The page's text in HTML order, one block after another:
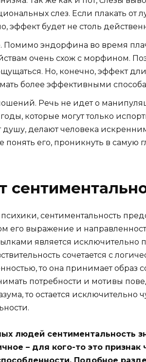
слез. Если плакать от
эффект будет не столь
Помимо эндорфина во время
очень схож с морфином.
Но, конечно, эффект
более эффективными
Речь не идет о
которые могут только
душу, делают человека
понять его, проникнуть в самую
сентиментальность
его выражение и
является исключительно
сочетается с
то она принимает образ
потребности и мотивы
то остается исключительно
людей сентиментальность
– для кого-то это признак